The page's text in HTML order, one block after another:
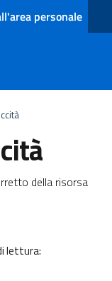
personale
della risorsa
lettura: